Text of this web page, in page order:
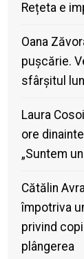
Rețeta e
Oana
pușcărie.
sfârșitul
Laura
ore
„Suntem
Cătălin
împotriva
privind
plângerea